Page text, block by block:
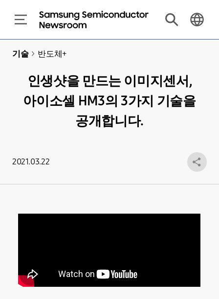
기술 > 반도체+
인생샷을 만드는 이미지센서,
아이소셀 HM3의 3가지 기술을
공개합니다.
2021.03.22